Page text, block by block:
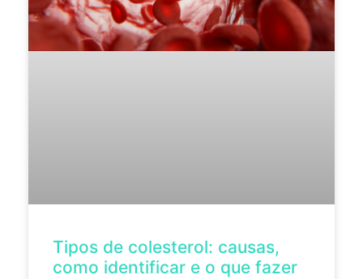
Tipos de colesterol: causas,
como identificar e o que fazer